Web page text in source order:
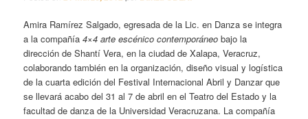
Amira Ramírez Salgado, egresada de la Lic. en Danza se integra
a la compañía4×4 arte escénico contemporáneobajo la
dirección de Shantí Vera, en la ciudad de Xalapa, Veracruz,
colaborando también en la organización, diseño visual y logística
de la cuarta edición del Festival Internacional Abril y Danzar que
se llevará acabo del 31 al 7 de abril en el Teatro del Estado y la
facultad de danza de la Universidad Veracruzana. La compañía